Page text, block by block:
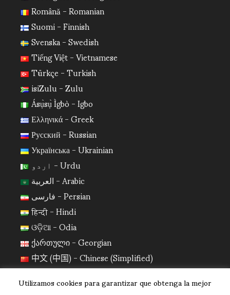
Română - Romanian
Suomi - Finnish
Svenska - Swedish
Tiếng Việt - Vietnamese
Türkçe - Turkish
isiZulu - Zulu
Ásụ̀sụ̀ Ìgbò - Igbo
Ελληνικά - Greek
Русский - Russian
Українська - Ukrainian
اردو - Urdu
العربية - Arabic
فارسی - Persian
हिन्दी - Hindi
ଓଡ଼ିଆ - Odia
ქართული - Georgian
中文 (中国) - Chinese (Simplified)
日本語 - Japanese
한국어 - Korean
Utilizamos cookies para garantizar que obtenga la mejor